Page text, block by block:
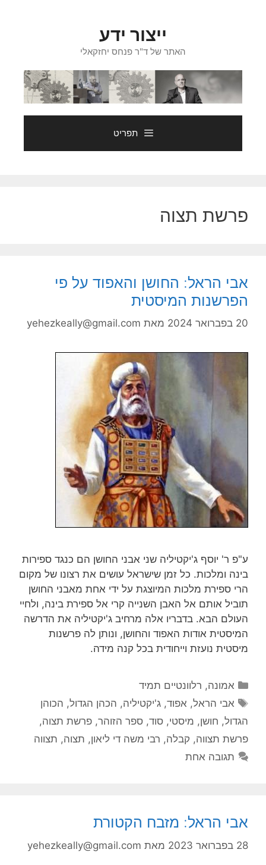
ייצור ידע
האתר של ד"ר פנחס יחזקאלי
תפריט
פרשת תצוה
אבי הראל: החושן והאפוד על פי
הפרשנות המיסטית
20 בפברואר 2024 מאת yehezkeally@gmail.com
ע"פ ר' יוסף ג'יקטיליה שני אבני החושן הם כנגד ספירות
בינה ומלכות. כל זמן שישראל עושים את רצונו של מקום
הרי ספירת מלכות המיוצגת על ידי אחת מאבני החושן
תוביל אותם אל האבן השנייה קרי אל ספירת בינה, ולחיי
העולם הבא. בדבריו אלה מרחיב ג'יקטיליה את הדרשה
המיסטית אודות האפוד והחושן, ונותן לה פרשנות
מיסטית נועזת וייחודית בכל קנה מידה.
קטגוריות
אמונה, רלוונטיים תמיד
תגיות
אבי הראל, אפוד,ג'יקטיליה, הכהן הגדול, הכוהן
הגדול, חושן, מיסטי, סוד, ספר הזוהר, פרשת תצוה,
פרשת תצווה, קבלה, רבי משה די ליאון, תצוה, תצווה
תגובה אחת
אבי הראל: מזבח הקטורת
28 בפברואר 2023 מאת yehezkeally@gmail.com